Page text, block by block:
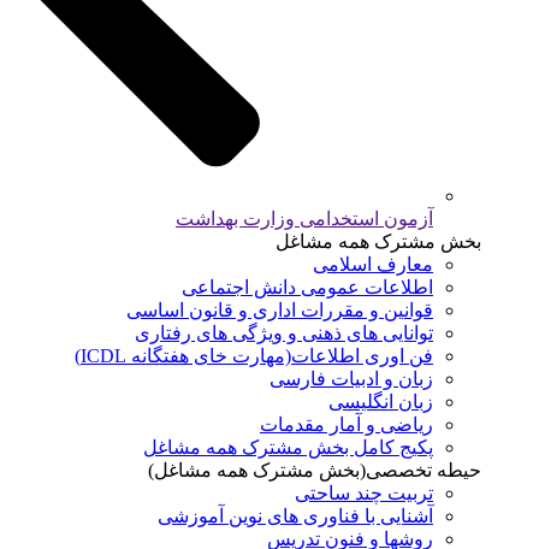
آزمون استخدامی وزارت بهداشت
بخش مشترک همه مشاغل
معارف اسلامی
اطلاعات عمومی دانش اجتماعی
قوانین و مقررات اداری و قانون اساسی
توانایی های ذهنی و ویژگی های رفتاری
فن اوری اطلاعات(مهارت خای هفتگانه ICDL)
زبان و ادبیات فارسی
زبان انگلیسی
ریاضی و آمار مقدمات
پکیج کامل بخش مشترک همه مشاغل
حیطه تخصصی(بخش مشترک همه مشاغل)
تربیت چند ساحتی
آشنایی با فناوری های نوین آموزشی
روشها و فنون تدريس